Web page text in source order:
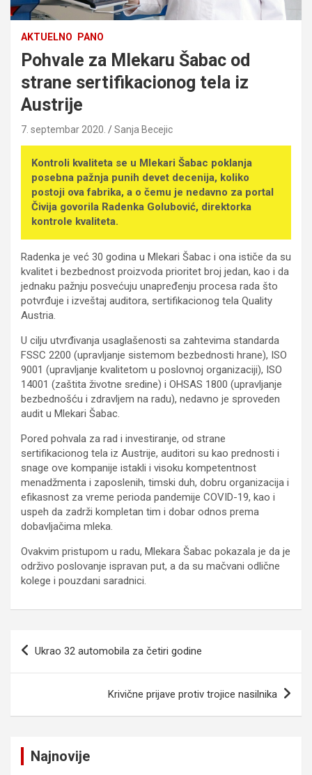
AKTUELNO PANO
Pohvale za Mlekaru Šabac od
strane sertifikacionog tela iz
Austrije
7. septembar 2020. Sanja Becejic
Kontroli kvaliteta se u Mlekari Šabac poklanja
posebna pažnja punih devet decenija, koliko
postoji ova fabrika, a o čemu je nedavno za portal
Čivija govorila Radenka Golubović, direktorka
kontrole kvaliteta.
Radenka je već 30 godina u Mlekari Šabac i ona ističe da su
kvalitet i bezbednost proizvoda prioritet broj jedan, kao i da
jednaku pažnju posvećuju unapređenju procesa rada što
potvrđuje i izveštaj auditora, sertifikacionog tela Quality
Austria.
U cilju utvrđivanja usaglašenosti sa zahtevima standarda
FSSC 2200 (upravljanje sistemom bezbednosti hrane), ISO
9001 (upravljanje kvalitetom u poslovnoj organizaciji), ISO
14001 (zaštita životne sredine) i OHSAS 1800 (upravljanje
bezbednošću i zdravljem na radu), nedavno je sproveden
audit u Mlekari Šabac.
Pored pohvala za rad i investiranje, od strane
sertifikacionog tela iz Austrije, auditori su kao prednosti i
snage ove kompanije istakli i visoku kompetentnost
menadžmenta i zaposlenih, timski duh, dobru organizacija i
efikasnost za vreme perioda pandemije COVID-19, kao i
uspeh da zadrži kompletan tim i dobar odnos prema
dobavljačima mleka.
Ovakvim pristupom u radu, Mlekara Šabac pokazala je da je
održivo poslovanje ispravan put, a da su mačvani odlične
kolege i pouzdani saradnici.
Kretanje
Ukrao 32 automobila za četiri godine
Krivične prijave protiv trojice nasilnika
Najnovije